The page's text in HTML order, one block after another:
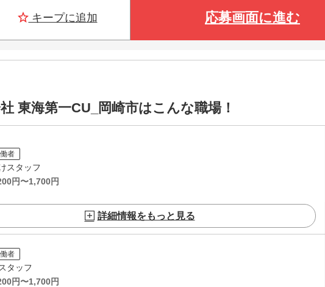
キープに追加 応募画面に進む
東海第一CU_岡崎市はこんな職場！
者
スタッフ
円〜1,700円
詳細情報をもっと見る
者
タッフ
円〜1,700円